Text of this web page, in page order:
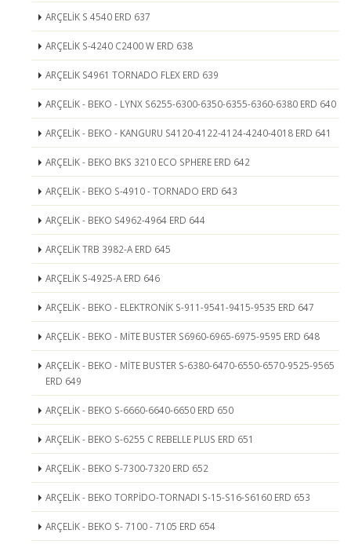
ARÇELİK S 4540 ERD 637
ARÇELİK S-4240 C2400 W ERD 638
ARÇELİK S4961 TORNADO FLEX ERD 639
ARÇELİK - BEKO - LYNX S6255-6300-6350-6355-6360-6380 ERD 640
ARÇELİK - BEKO - KANGURU S4120-4122-4124-4240-4018 ERD 641
ARÇELİK - BEKO BKS 3210 ECO SPHERE ERD 642
ARÇELİK - BEKO S-4910 - TORNADO ERD 643
ARÇELİK - BEKO S4962-4964 ERD 644
ARÇELİK TRB 3982-A ERD 645
ARÇELİK S-4925-A ERD 646
ARÇELİK - BEKO - ELEKTRONİK S-911-9541-9415-9535 ERD 647
ARÇELİK - BEKO - MİTE BUSTER S6960-6965-6975-9595 ERD 648
ARÇELİK - BEKO - MİTE BUSTER S-6380-6470-6550-6570-9525-9565
ERD 649
ARÇELİK - BEKO S-6660-6640-6650 ERD 650
ARÇELİK - BEKO S-6255 C REBELLE PLUS ERD 651
ARÇELİK - BEKO S-7300-7320 ERD 652
ARÇELİK - BEKO TORPİDO-TORNADI S-15-S16-S6160 ERD 653
ARÇELİK - BEKO S- 7100 - 7105 ERD 654